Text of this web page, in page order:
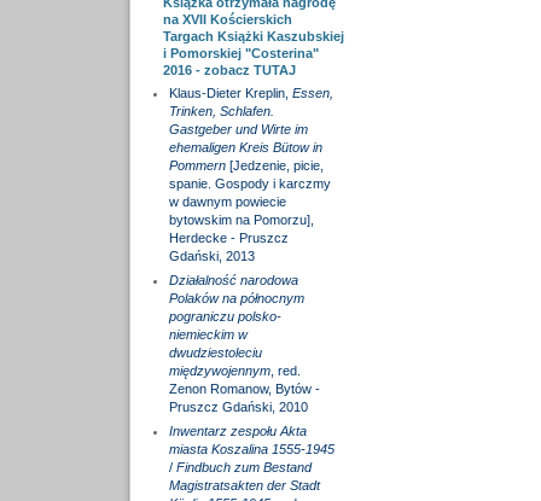
na XVII Kościerskich
Targach Książki Kaszubskiej
i Pomorskiej "Costerina"
2016 - zobacz TUTAJ
Klaus-Dieter Kreplin, Essen,
Trinken, Schlafen.
Gastgeber und Wirte im
ehemaligen Kreis Bütow in
Pommern[Jedzenie, picie,
spanie. Gospody i karczmy
w dawnym powiecie
bytowskim na Pomorzu],
Herdecke - Pruszcz
Gdański, 2013
Działalność narodowa
Polaków na północnym
pograniczu polsko-
niemieckim w
dwudziestoleciu
międzywojennym, red.
Zenon Romanow, Bytów -
Pruszcz Gdański, 2010
Inwentarz zespołu Akta
miasta Koszalina 1555-1945
/ Findbuch zum Bestand
Magistratsakten der Stadt